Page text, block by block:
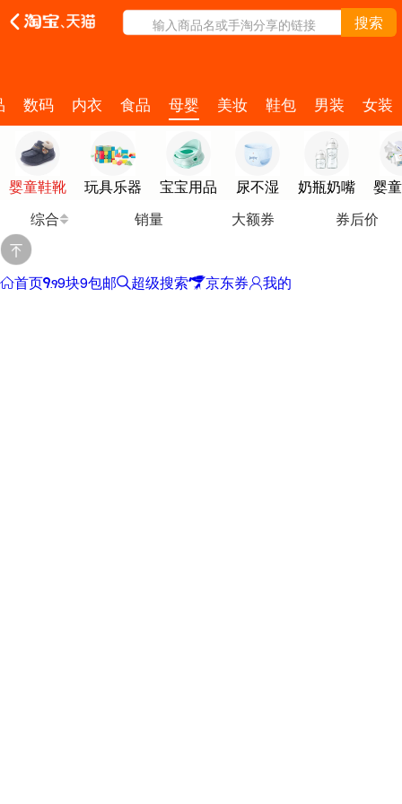
输入商品名或手淘分享的链接 搜索
数码 内衣 食品 母婴 美妆 鞋包 男装 女装
婴童鞋靴 玩具乐器 宝宝用品 尿不湿 奶瓶奶嘴
婴
综合
销量 大额券 券后价
首页 9块9包邮 超级搜索 京东券 我的